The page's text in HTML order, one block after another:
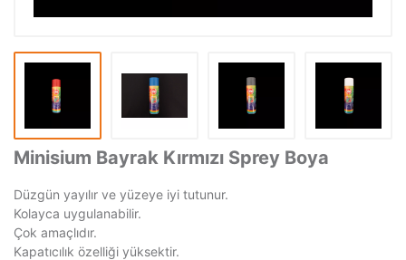
Minisium Bayrak Kırmızı Sprey Boya
Düzgün yayılır ve yüzeye iyi tutunur.
Kolayca uygulanabilir.
Çok amaçlıdır.
Kapatıcılık özelliği yüksektir.